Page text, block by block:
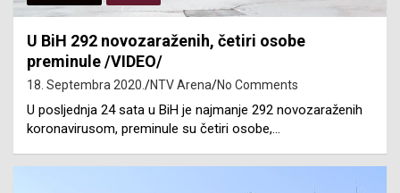
U BiH 292 novozaraženih, četiri osobe
preminule /VIDEO/
18. Septembra 2020. NTV Arena No Comments
U posljednja 24 sata u BiH je najmanje 292 novozaraženih
koronavirusom, preminule su četiri osobe,…